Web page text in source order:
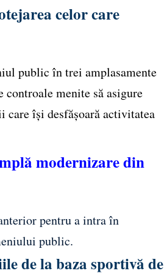
celor care
public în trei amplasamente
menite să asigure
își desfășoară activitatea
modernizare din
pentru a intra în
public.
de la baza sportivă de